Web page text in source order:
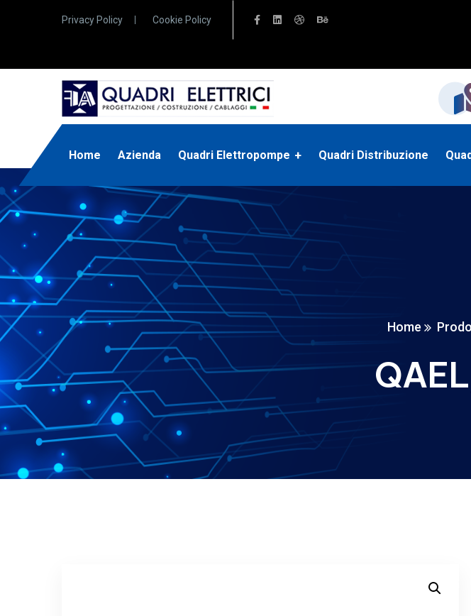
Privacy Policy Cookie Policy
Home Azienda Quadri Elettropompe Quadri Distribuzione
Home